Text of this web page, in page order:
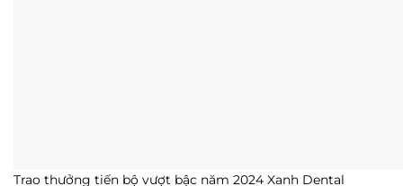
Trao thưởng tiến bộ vượt bậc năm 2024 Xanh Dental